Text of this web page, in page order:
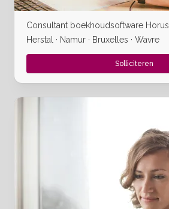
Consultant boekhoudsoftware Horus
Herstal · Namur · Bruxelles · Wavre
Solliciteren